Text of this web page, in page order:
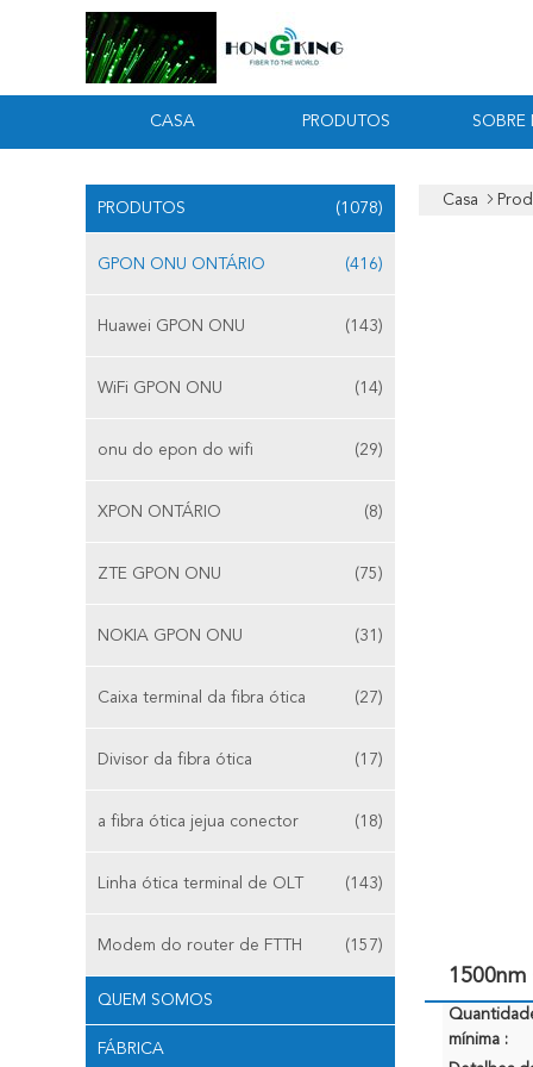
CASA PRODUTOS SOBRE
PRODUTOS (1078)
GPON ONU ONTÁRIO (416)
Huawei GPON ONU (143)
WiFi GPON ONU (14)
onu do epon do wifi (29)
XPON ONTÁRIO (8)
ZTE GPON ONU (75)
NOKIA GPON ONU (31)
Caixa terminal da fibra ótica (27)
Divisor da fibra ótica (17)
a fibra ótica jejua conector (18)
Linha ótica terminal de OLT (143)
Modem do router de FTTH (157)
QUEM SOMOS
FÁBRICA
Casa
1500nm
mínima :